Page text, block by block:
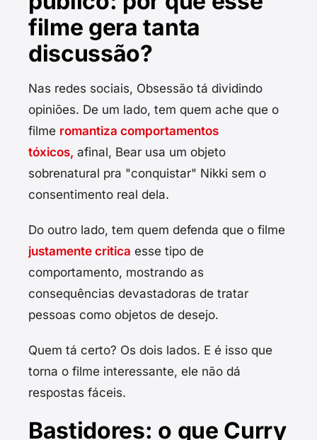
filme gera tanta
discussão?
Nas redes sociais, Obsessão tá dividindo
opiniões. De um lado, tem quem ache que o
filme romantiza comportamentos
tóxicos, afinal, Bear usa um objeto
sobrenatural pra "conquistar" Nikki sem o
consentimento real dela.
Do outro lado, tem quem defenda que o filme
justamente critica esse tipo de
comportamento, mostrando as
consequências devastadoras de tratar
pessoas como objetos de desejo.
Quem tá certo? Os dois lados. E é isso que
torna o filme interessante, ele não dá
respostas fáceis.
Bastidores: o que Curry